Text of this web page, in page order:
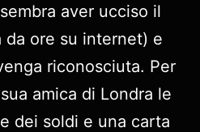
aver ucciso il
da ore su internet) e
riconosciuta. Per
amica di Londra le
dei soldi e una carta